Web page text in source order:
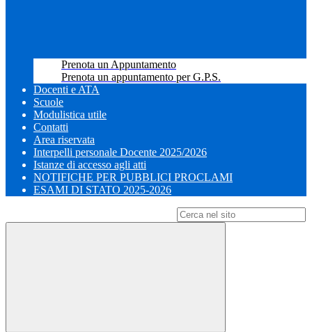
Prenota un Appuntamento
Prenota un appuntamento per G.P.S.
Docenti e ATA
Scuole
Modulistica utile
Contatti
Area riservata
Interpelli personale Docente 2025/2026
Istanze di accesso agli atti
NOTIFICHE PER PUBBLICI PROCLAMI
ESAMI DI STATO 2025-2026